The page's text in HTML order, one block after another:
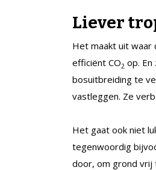
Liever
Het maakt uit waar
efficiënt CO2 op.
bosuitbreiding te
vastleggen. Ze
Het gaat ook niet
tegenwoordig
door, om grond vrij